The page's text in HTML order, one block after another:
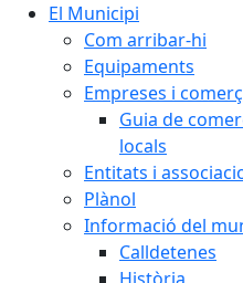
El Municipi
Com arribar-hi
Equipaments
Empreses i
Guia de
locals
Entitats i
Plànol
Informació del
Calldetenes